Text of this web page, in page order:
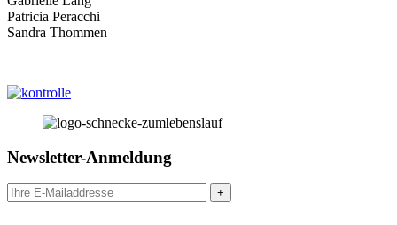
Patricia Peracchi
Sandra Thommen
Newsletter-Anmeldung